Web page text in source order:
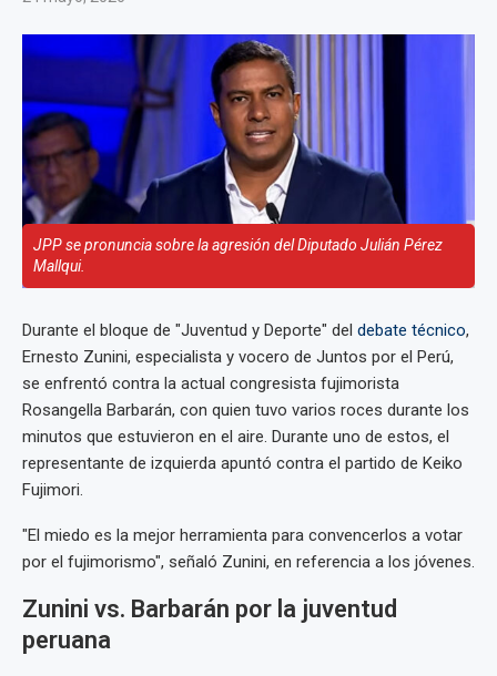
JPP se pronuncia sobre la agresión del Diputado Julián Pérez
Mallqui.
Durante el bloque de "Juventud y Deporte" del debate técnico,
Ernesto Zunini, especialista y vocero de Juntos por el Perú,
se enfrentó contra la actual congresista fujimorista
Rosangella Barbarán, con quien tuvo varios roces durante los
minutos que estuvieron en el aire. Durante uno de estos, el
representante de izquierda apuntó contra el partido de Keiko
Fujimori.
"El miedo es la mejor herramienta para convencerlos a votar
por el fujimorismo", señaló Zunini, en referencia a los jóvenes.
Zunini vs. Barbarán por la juventud
peruana